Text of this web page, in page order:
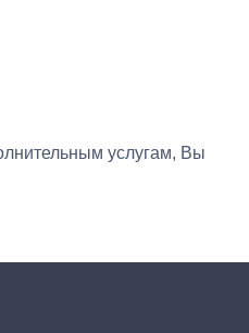
услугам, Вы